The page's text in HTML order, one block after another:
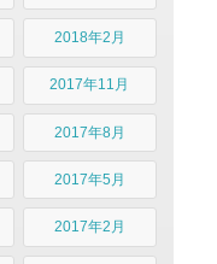
2018年2月
2017年11月
2017年8月
2017年5月
2017年2月